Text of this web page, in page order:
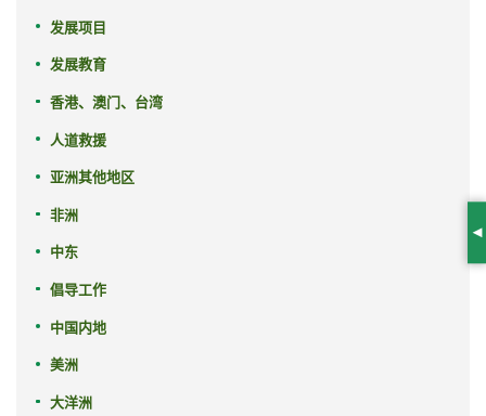
发展项目
发展教育
香港、澳门、台湾
人道救援
亚洲其他地区
非洲
中东
倡导工作
中国内地
美洲
大洋洲